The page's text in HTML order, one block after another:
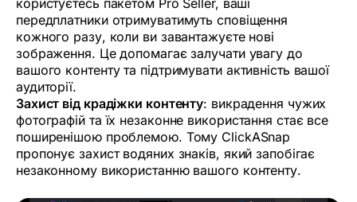
передплатники отримуватимуть сповіщення
кожного разу, коли ви завантажуєте нові
зображення. Це допомагає залучати увагу до
вашого контенту та підтримувати активність вашої
аудиторії.
Захист від крадіжки контенту: викрадення чужих
фотографій та їх незаконне використання стає все
поширенішою проблемою. Тому ClickASnap
пропонує захист водяних знаків, який запобігає
незаконному використанню вашого контенту.